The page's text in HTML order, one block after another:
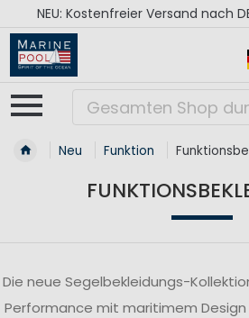
NEU: Kostenfreier Versand nach
Neu Funktion
Die neue Segelbekleidungs-
Performance mit maritimem